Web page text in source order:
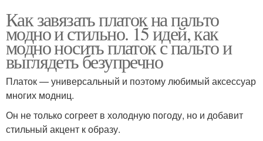
Как завязать платок на пальто
модно и стильно. 15 идей, как
модно носить платок с пальто и
выглядеть безупречно
Платок — универсальный и поэтому любимый аксессуар
многих модниц.
Он не только согреет в холодную погоду, но и добавит
стильный акцент к образу.